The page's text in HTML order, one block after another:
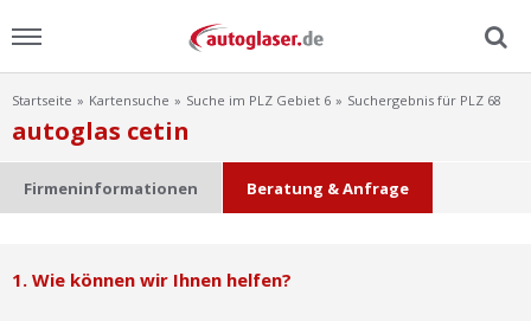
Menu
Home
Ratgeber
Startseite Kartensuche Suche im PLZ Gebiet 6 Suchergebnis für PLZ 68
autoglas cetin
Firmeninformationen Beratung & Anfrage
1. Wie können wir Ihnen helfen?